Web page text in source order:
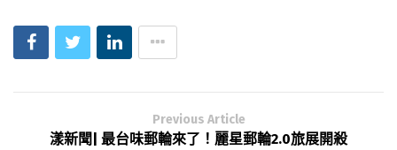
Previous Article
漾新聞| 最台味郵輪來了！麗星郵輪2.0旅展開殺